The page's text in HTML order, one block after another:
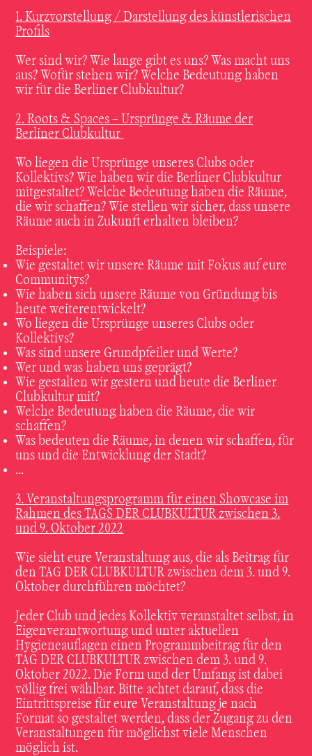
1. Kurzvorstellung / Darstellung des künstlerischen
Profils
Wer sind wir? Wie lange gibt es uns? Was macht uns
aus? Wofür stehen wir? Welche Bedeutung haben
wir für die Berliner Clubkultur?
2. Roots & Spaces – Ursprünge & Räume der
Berliner Clubkultur
Wo liegen die Ursprünge unseres Clubs oder
Kollektivs? Wie haben wir die Berliner Clubkultur
mitgestaltet? Welche Bedeutung haben die Räume,
die wir schaffen? Wie stellen wir sicher, dass unsere
Räume auch in Zukunft erhalten bleiben?
Beispiele:
Wie gestaltet wir unsere Räume mit Fokus auf eure
Communitys?
Wie haben sich unsere Räume von Gründung bis
heute weiterentwickelt?
Wo liegen die Ursprünge unseres Clubs oder
Kollektivs?
Was sind unsere Grundpfeiler und Werte?
Wer und was haben uns geprägt?
Wie gestalten wir gestern und heute die Berliner
Clubkultur mit?
Welche Bedeutung haben die Räume, die wir
schaffen?
Was bedeuten die Räume, in denen wir schaffen, für
uns und die Entwicklung der Stadt?
…
3. Veranstaltungsprogramm für einen Showcase im
Rahmen des TAGS DER CLUBKULTUR zwischen 3.
und 9. Oktober 2022
Wie sieht eure Veranstaltung aus, die als Beitrag für
den TAG DER CLUBKULTUR zwischen dem 3. und 9.
Oktober durchführen möchtet?
Jeder Club und jedes Kollektiv veranstaltet selbst, in
Eigenverantwortung und unter aktuellen
Hygieneauflagen einen Programmbeitrag für den
TAG DER CLUBKULTUR zwischen dem 3. und 9.
Oktober 2022. Die Form und der Umfang ist dabei
völlig frei wählbar. Bitte achtet darauf, dass die
Eintrittspreise für eure Veranstaltung je nach
Format so gestaltet werden, dass der Zugang zu den
Veranstaltungen für möglichst viele Menschen
möglich ist.